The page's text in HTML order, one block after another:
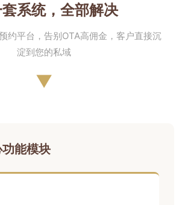
套系统，全部解决
约平台，告别OTA高佣金，客户直接沉
淀到您的私域
▼
能模块